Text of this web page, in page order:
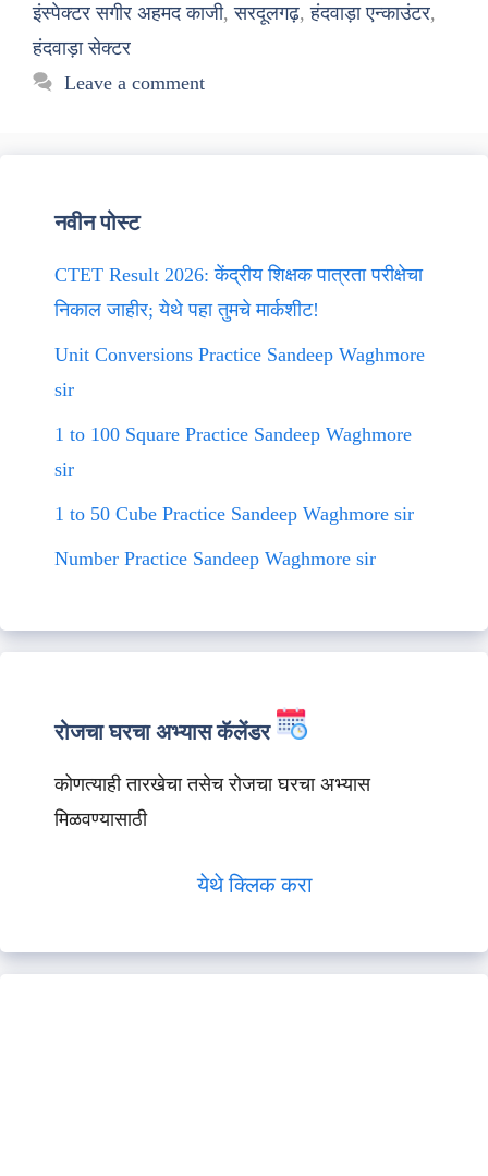
इंस्पेक्टर सगीर अहमद काजी,सरदूलगढ़,हंदवाड़ा एन्काउंटर,
हंदवाड़ा सेक्टर
Leave a comment
नवीन पोस्ट
CTET Result 2026: केंद्रीय शिक्षक पात्रता परीक्षेचा
निकाल जाहीर; येथे पहा तुमचे मार्कशीट!
Unit Conversions Practice Sandeep Waghmore
sir
1 to 100 Square Practice Sandeep Waghmore
sir
1 to 50 Cube Practice Sandeep Waghmore sir
Number Practice Sandeep Waghmore sir
रोजचा घरचा अभ्यास कॅलेंडर
कोणत्याही तारखेचा तसेच रोजचा घरचा अभ्यास
मिळवण्यासाठी
येथे क्लिक करा